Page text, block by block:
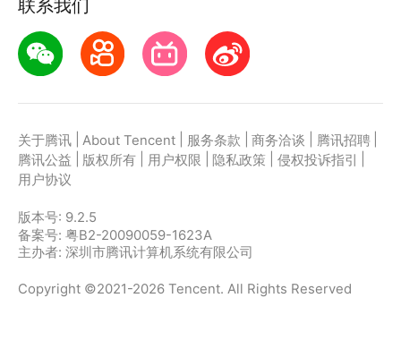
联系我们
关于腾讯 About Tencent 服务条款 商务洽谈 腾讯招聘
腾讯公益
版权所有 用户权限 隐私政策 侵权投诉指引
用户协议
版本号: 9.2.5
备案号: 粤B2-20090059-1623A
主办者: 深圳市腾讯计算机系统有限公司
Copyright ©2021-2026 Tencent. All Rights Reserved